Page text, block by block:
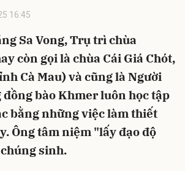
16:45
Sa Vong, Trụ trì chùa
còn gọi là chùa Cái Giá Chót,
Cà Mau) và cũng là Người
bào Khmer luôn học tập
bằng những việc làm thiết
Ông tâm niệm "lấy đạo độ
sinh.
Hủy